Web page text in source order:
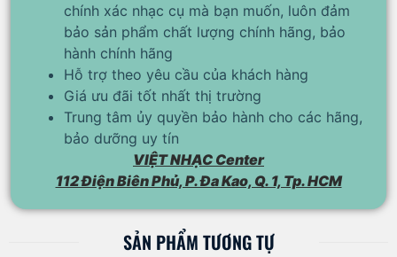
chính xác nhạc cụ mà bạn muốn, luôn đảm
bảo sản phẩm chất lượng chính hãng, bảo
hành chính hãng
Hỗ trợ theo yêu cầu của khách hàng
Giá ưu đãi tốt nhất thị trường
Trung tâm ủy quyền bảo hành cho các hãng,
bảo dưỡng uy tín
VIỆT NHẠC Center
112 Điện Biên Phủ, P. Đa Kao, Q. 1, Tp. HCM
SẢN PHẨM TƯƠNG TỰ